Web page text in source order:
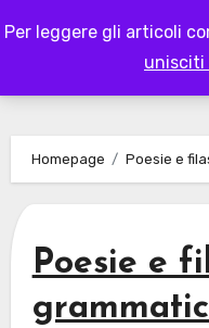
Per leggere gli articoli
unisciti
to
Homepage Poesie e
Poesie e